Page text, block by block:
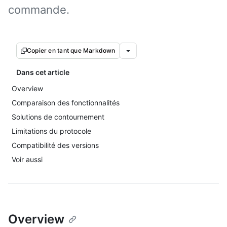
commande.
Copier en tant que Markdown
Dans cet article
Overview
Comparaison des fonctionnalités
Solutions de contournement
Limitations du protocole
Compatibilité des versions
Voir aussi
Overview